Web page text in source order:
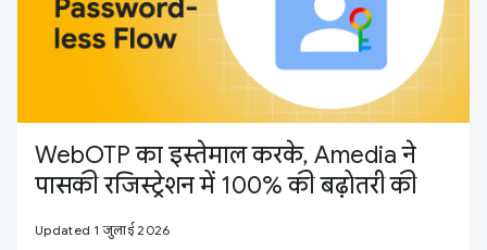
WebOTP का इस्तेमाल करके, Amedia ने
पासकी रजिस्ट्रेशन में 100% की बढ़ोतरी की
Updated 1 जुलाई 2026